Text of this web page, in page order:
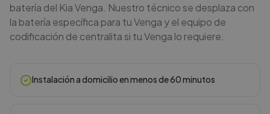
batería del Kia Venga. Nuestro técnico se desplaza con
la batería específica para tu Venga y el equipo de
codificación de centralita si tu Venga lo requiere.
Instalación a domicilio en menos de 60 minutos